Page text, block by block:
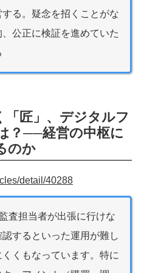
る。疑念を招くことがな
公正に検証を進めていた
「匠」、デジタルフ
？──経営の中枢に
のか
detail/40288
査担当者が出張に行けな
するといった運用が難し
くもなっています。特に